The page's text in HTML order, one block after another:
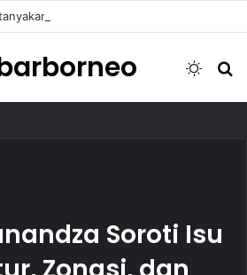
Switch
Soroti Isu